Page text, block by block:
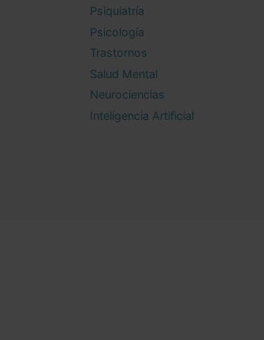
Psiquiatría
Psicología
Trastornos
Salud Mental
Neurociencias
Inteligencia Artificial